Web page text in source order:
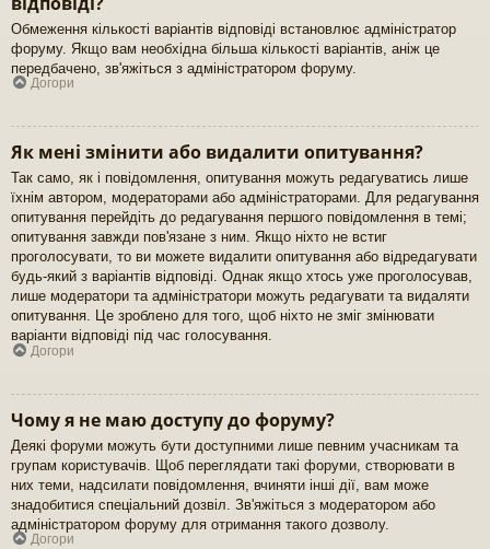
Обмеження кількості варіантів відповіді встановлює адміністратор
форуму. Якщо вам необхідна більша кількості варіантів, аніж це
передбачено, зв'яжіться з адміністратором форуму.
Догори
Як мені змінити або видалити опитування?
Так само, як і повідомлення, опитування можуть редагуватись лише
їхнім автором, модераторами або адміністраторами. Для редагування
опитування перейдіть до редагування першого повідомлення в темі;
опитування завжди пов'язане з ним. Якщо ніхто не встиг
проголосувати, то ви можете видалити опитування або відредагувати
будь-який з варіантів відповіді. Однак якщо хтось уже проголосував,
лише модератори та адміністратори можуть редагувати та видаляти
опитування. Це зроблено для того, щоб ніхто не зміг змінювати
варіанти відповіді під час голосування.
Догори
Чому я не маю доступу до форуму?
Деякі форуми можуть бути доступними лише певним учасникам та
групам користувачів. Щоб переглядати такі форуми, створювати в
них теми, надсилати повідомлення, вчиняти інші дії, вам може
знадобитися спеціальний дозвіл. Зв'яжіться з модератором або
адміністратором форуму для отримання такого дозволу.
Догори